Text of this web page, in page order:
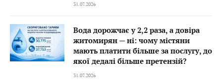
31.07.2026
Вода дорожчає у 2,2 раза, а довіра
житомирян — ні: чому містяни
мають платити більше за послугу, до
якої дедалі більше претензій?
31.07.2026